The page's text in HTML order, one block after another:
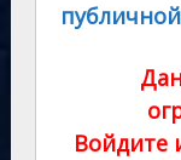
Войдите